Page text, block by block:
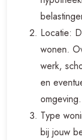
Locatie:
wonen.
werk,
en
omgeving.
Type
bij jouw